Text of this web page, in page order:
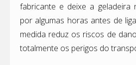
fabricante e deixe a geladeira
por algumas horas antes de
medida reduz os riscos de
totalmente os perigos do